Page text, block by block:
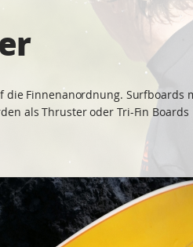
die Finnenanordnung. Surfboards
als Thruster oder Tri-Fin Boards